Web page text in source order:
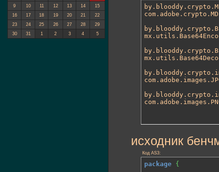
исходник
Код AS3:
package {
9
10 11 12 13 14
15
16
17 18 19 20 21
22
23
24 25 26 27 28
29
30
31 1 2 3 4 5